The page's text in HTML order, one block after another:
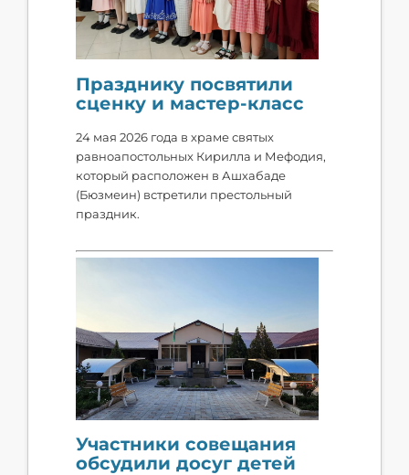
Празднику посвятили
сценку и мастер-класс
24 мая 2026 года в храме святых
равноапостольных Кирилла и Мефодия,
который расположен в Ашхабаде
(Бюзмеин) встретили престольный
праздник.
Участники совещания
обсудили досуг детей